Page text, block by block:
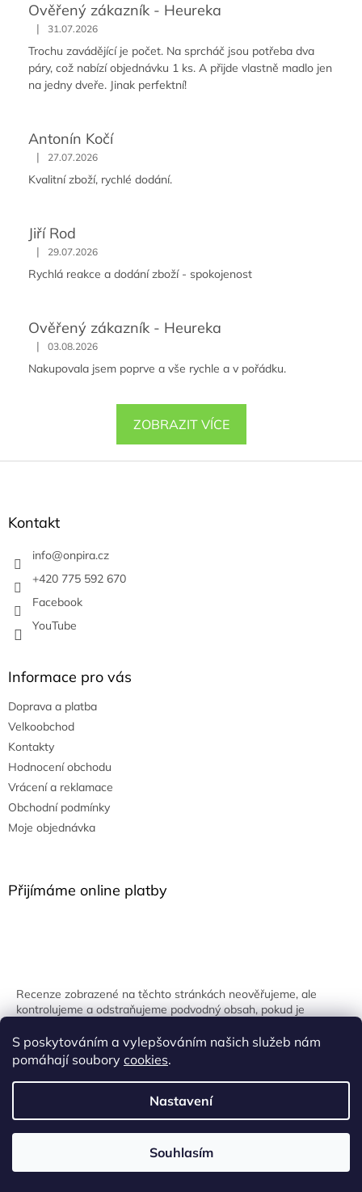
S poskytováním a vylepšováním našich služeb nám
pomáhají soubory cookies.
Nastavení
Souhlasím
Ověřený zákazník - Heureka
| 31.07.2026
Trochu zavádějící je počet. Na sprcháč jsou potřeba dva
páry, což nabízí objednávku 1 ks. A přijde vlastně madlo jen
na jedny dveře. Jinak perfektní!
Antonín Kočí
| 27.07.2026
Kvalitní zboží, rychlé dodání.
Jiří Rod
| 29.07.2026
Rychlá reakce a dodání zboží - spokojenost
Ověřený zákazník - Heureka
| 03.08.2026
Nakupovala jsem poprve a vše rychle a v pořádku.
ZOBRAZIT VÍCE
Z
Kontakt
info@onpira.cz
+420 775 592 670
Facebook
YouTube
Informace pro vás
Doprava a platba
Velkoobchod
Kontakty
Hodnocení obchodu
Vrácení a reklamace
Obchodní podmínky
Moje objednávka
Přijímáme online platby
Recenze zobrazené na těchto stránkách neověřujeme, ale
kontrolujeme a odstraňujeme podvodný obsah, pokud je
Vytvořil Shoptet
Onpira.cz. Všechna práva vyhrazena.